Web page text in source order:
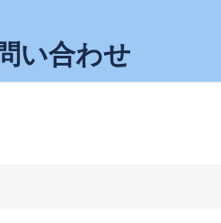
い合わせ